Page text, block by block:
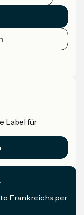
Label für
Frankreichs per